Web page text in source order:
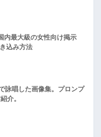
内最大級の女性向け掲示
込み方法
詠唱した画像集。プロンプ
介。